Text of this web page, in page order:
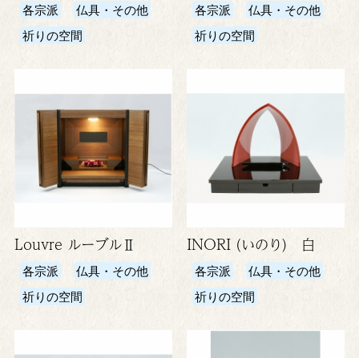
各宗派
仏具・その他
祈りの空間
各宗派
仏具・その他
祈りの空間
Louvre ルーブルⅡ
各宗派
仏具・その他
祈りの空間
INORI (いのり) 白
各宗派
仏具・その他
祈りの空間